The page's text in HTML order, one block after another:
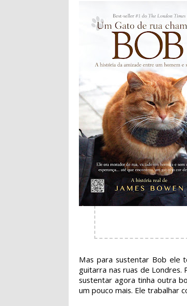
Mas para sustentar Bob ele
guitarra nas ruas de Londres.
sustentar agora tinha outra
um pouco mais. Ele trabalhar